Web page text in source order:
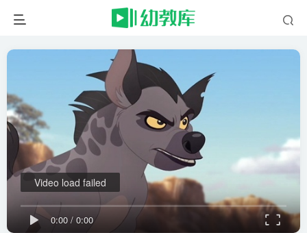
0:00 / 0:00
Video load failed